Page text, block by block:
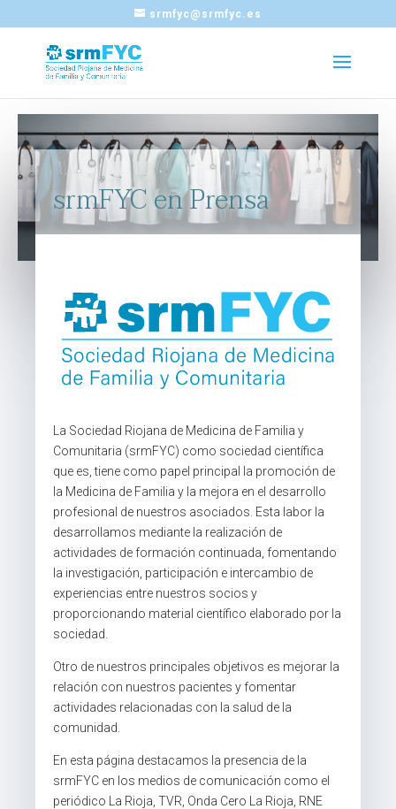
srmfyc@srmfyc.es
srmFYC en Prensa
La Sociedad Riojana de Medicina de Familia y
Comunitaria (srmFYC) como sociedad científica
que es, tiene como papel principal la promoción de
la Medicina de Familia y la mejora en el desarrollo
profesional de nuestros asociados. Esta labor la
desarrollamos mediante la realización de
actividades de formación continuada, fomentando
la investigación, participación e intercambio de
experiencias entre nuestros socios y
proporcionando material científico elaborado por la
sociedad.
Otro de nuestros principales objetivos es mejorar la
relación con nuestros pacientes y fomentar
actividades relacionadas con la salud de la
comunidad.
En esta página destacamos la presencia de la
srmFYC en los medios de comunicación como el
periódico La Rioja, TVR, Onda Cero La Rioja, RNE